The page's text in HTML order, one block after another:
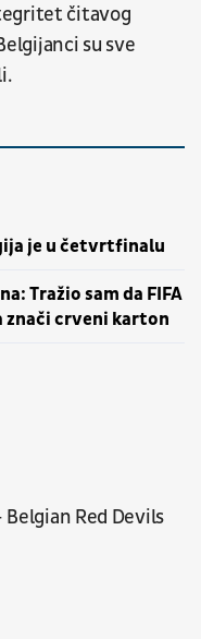
čitavog
su sve
je u četvrtfinalu
Tražio sam da FIFA
znači crveni karton
Belgian Red Devils